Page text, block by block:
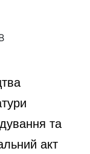
та
акт